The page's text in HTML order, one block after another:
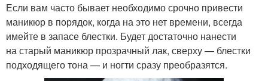
Если вам часто бывает необходимо срочно привести
маникюр в порядок, когда на это нет времени, всегда
имейте в запасе блестки. Будет достаточно нанести
на старый маникюр прозрачный лак, сверху — блестки
подходящего тона — и ногти сразу преобразятся.